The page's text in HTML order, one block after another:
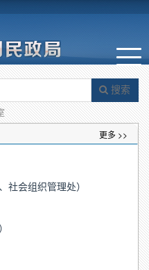
搜索
更多 >>
社会组织管理处）